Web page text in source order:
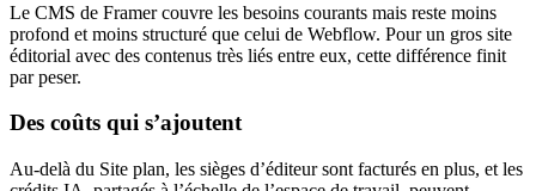
Le CMS de Framer couvre les besoins courants mais reste moins
profond et moins structuré que celui de Webflow. Pour un gros site
éditorial avec des contenus très liés entre eux, cette différence finit
par peser.
Des coûts qui s’ajoutent
Au-delà du Site plan, les sièges d’éditeur sont facturés en plus, et les